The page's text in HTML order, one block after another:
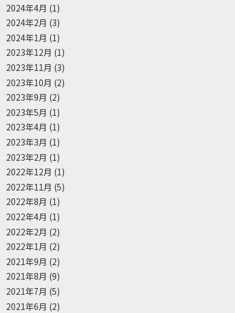
2024年4月 (1)
2024年2月 (3)
2024年1月 (1)
2023年12月 (1)
2023年11月 (3)
2023年10月 (2)
2023年9月 (2)
2023年5月 (1)
2023年4月 (1)
2023年3月 (1)
2023年2月 (1)
2022年12月 (1)
2022年11月 (5)
2022年8月 (1)
2022年4月 (1)
2022年2月 (2)
2022年1月 (2)
2021年9月 (2)
2021年8月 (9)
2021年7月 (5)
2021年6月 (2)